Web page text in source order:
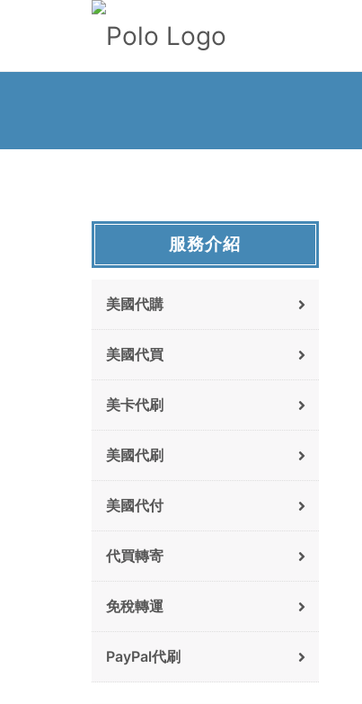
服務介紹
美國代購
美國代買
美卡代刷
美國代刷
美國代付
代買轉寄
免稅轉運
PayPal代刷